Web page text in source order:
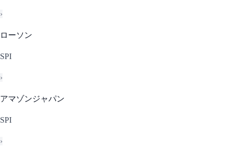
›
ローソン
SPI
›
アマゾンジャパン
SPI
›